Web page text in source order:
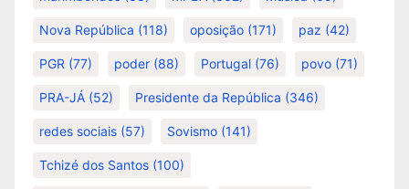
Nova República (118) oposição (171) paz (42)
PGR (77) poder (88) Portugal (76) povo (71)
PRA-JÁ (52) Presidente da República (346)
redes sociais (57) Sovismo (141)
Tchizé dos Santos (100)